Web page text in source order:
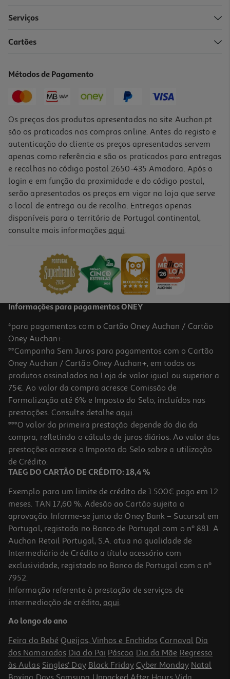
Pasta Arquivo A4 Ambar Lombada Larga Lisa Verde Alface
5.0
Pasta Arquivo A4 Ambar Lombada Larga Lisa Azul Turquesa
2.45 €/un
2,45 €
Pasta Arquivo A4 Ambar Com Caixa Marmoreada 80mm
3.89 €/un
3,89 €
Serviços
Cartões
Métodos de Pagamento
Os preços dos produtos apresentados no site Auchan.pt
são os praticados nas compras online. Antes do registo e
autenticação do cliente os preços apresentados servem
apenas como referência e são os praticados para entregas
e recolhas no código postal 2650-435 Amadora. Após o
login e em função da proximidade e do código postal,
serão apresentados os preços em vigor na loja que serve
o local de entrega ou de recolha. Entregas apenas
disponíveis para o território de Portugal continental,
consulte mais informações aqui.
Informações para pagamentos ONEY
*para pagamentos com o Cartão Oney Auchan / Cartão
Oney Auchan+.
**Campanha Sem Juros para pagamentos com o Cartão
Oney Auchan / Cartão Oney Auchan+, em todos os
produtos assinalados na Loja de valor igual ou superior a
75€. Ao valor da compra acresce Comissão de
Formalização até 6% e Imposto do Selo, incluídos nas
prestações. Consulte detalhe aqui.
***O valor da primeira prestação depende do dia da
compra, refletindo o cálculo de juros diários. Ao valor das
prestações acresce o Imposto do Selo sobre a utilização
de Crédito.
TAEG DO CARTÃO DE CRÉDITO: 18,4 %
Exemplo para um limite de crédito de 1.500€ pago em 12
meses. TAN 17,60 %. Adesão ao Cartão sujeita a
aprovação. Informe-se junto do Oney Bank – Sucursal em
Portugal, registado no Banco de Portugal com o nº 881. A
Auchan Retail Portugal, S.A. atua na qualidade de
Intermediário de Crédito a título acessório com
exclusividade, registado no Banco de Portugal com o nº
7952.
Informação referente à prestação de serviços de
intermediação de crédito, aqui.
Ao longo do ano
Feira do Bebé Queijos, Vinhos e Enchidos Carnaval Dia
dos Namorados Dia do Pai Páscoa Dia da Mãe Regresso
às Aulas Singles' Day Black Friday Cyber Monday Natal